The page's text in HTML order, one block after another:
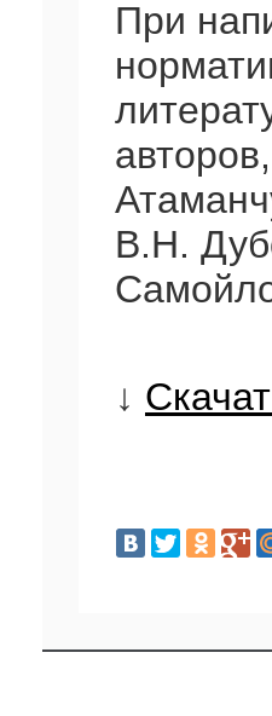
При
В.Н.
↓